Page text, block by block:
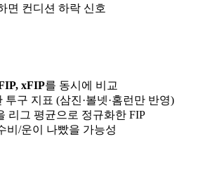
면 컨디션 하락 신호
xFIP를 동시에 비교
투구 지표 (삼진·볼넷·홈런만 반영)
리그 평균으로 정규화한 FIP
비/운이 나빴을 가능성